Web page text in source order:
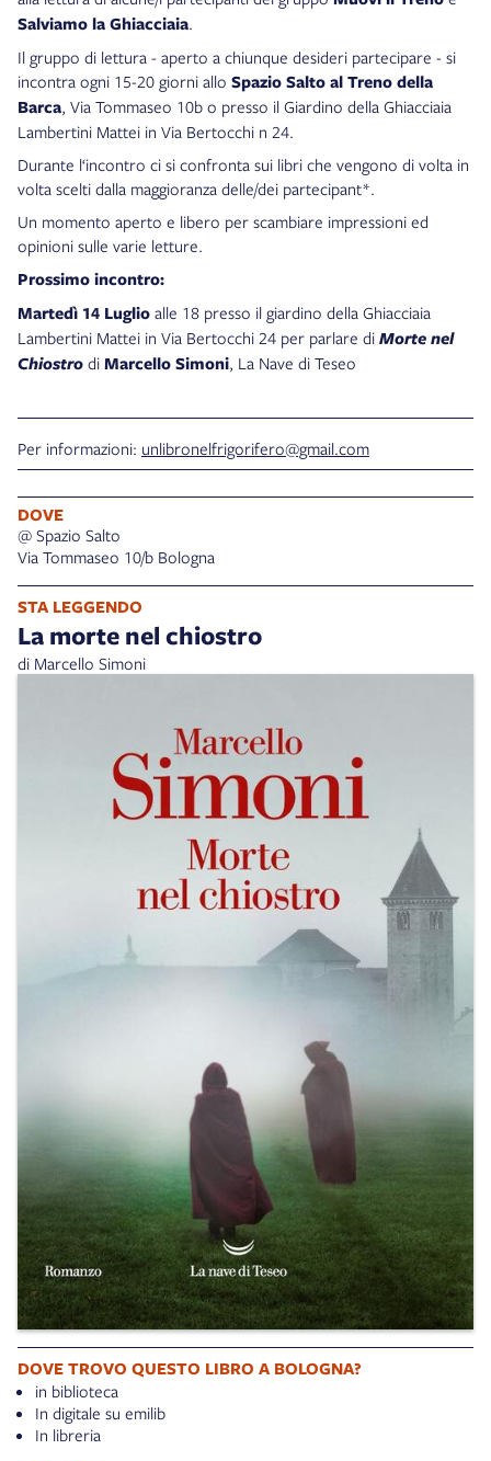
Salviamo la Ghiacciaia.
Il gruppo di lettura - aperto a chiunque desideri partecipare - si
incontra ogni 15-20 giorni allo Spazio Salto al Treno della
Barca, Via Tommaseo 10b o presso il Giardino della Ghiacciaia
Lambertini Mattei in Via Bertocchi n 24.
Durante l‘incontro ci si confronta sui libri che vengono di volta in
volta scelti dalla maggioranza delle/dei partecipant*.
Un momento aperto e libero per scambiare impressioni ed
opinioni sulle varie letture.
Prossimo incontro:
Martedì 14 Luglio alle 18 presso il giardino della Ghiacciaia
Lambertini Mattei in Via Bertocchi 24 per parlare di Morte nel
Chiostro di Marcello Simoni, La Nave di Teseo
Per informazioni: unlibronelfrigorifero@gmail.com
DOVE
@ Spazio Salto
Via Tommaseo 10/b Bologna
STA LEGGENDO
La morte nel chiostro
di Marcello Simoni
DOVE TROVO QUESTO LIBRO A BOLOGNA?
in biblioteca
In digitale su emilib
In libreria